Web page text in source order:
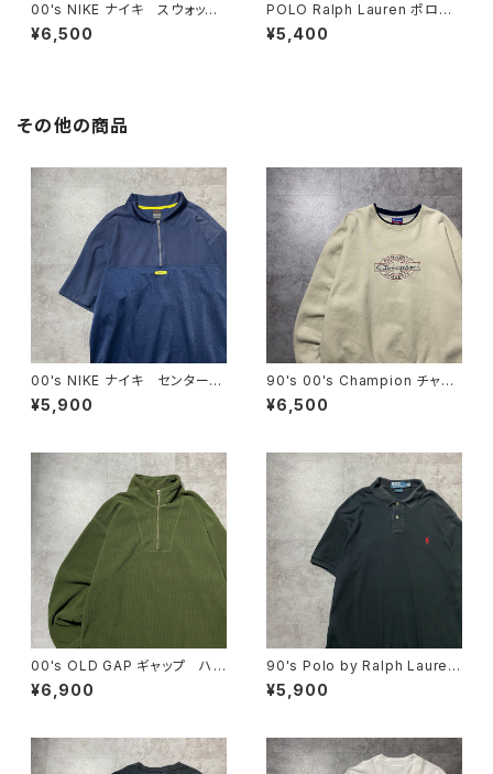
00's NIKE ナイキ スウォッシ
ュ 刺繍ロゴ ネイビー ナイ
ロンショーツ スウィムパンツ
¥6,500
POLO Ralph Lauren ポロラ
ルフローレン 刺繍ロゴ ポニ
ー ブルー ナイロンショー
¥5,400
その他の商品
00's NIKE ナイキ センタース
ウォッシュ 刺繍ロゴ ハーフ
ジップ ネイビー Tシャツ
¥5,900
90's 00's Champion チャン
ピオン 刺繍ロゴ ラインリ
ブ ベージュ スウェット トレ
¥6,500
00's OLD GAP ギャップ ハ
ーフジップ コーデュロイ グリ
ーン フリーススウェット トレ
¥6,900
90's Polo by Ralph Lauren
ポロバイラルフローレン 刺繍
ワンポイント ポニー ブラッ
¥5,900